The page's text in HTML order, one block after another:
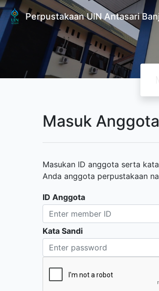
Perpustakaan UIN Antasari
Masuk
Masukan ID anggota serta
Anda anggota perpustakaan
ID Anggota
Kata Sandi